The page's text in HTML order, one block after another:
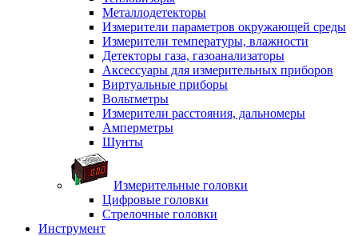
Металлодетекторы
Измерители параметров окружающей среды
Измерители температуры, влажности
Детекторы газа, газоанализаторы
Аксессуары для измерительных приборов
Виртуальные приборы
Вольтметры
Измерители расстояния, дальномеры
Амперметры
Шунты
Измерительные головки
Цифровые головки
Стрелочные головки
Инструмент